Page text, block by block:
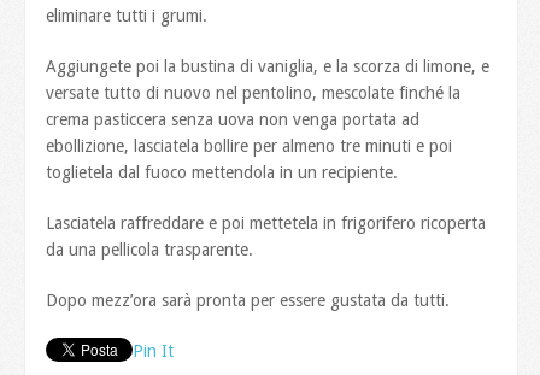
eliminare tutti i grumi.
Aggiungete poi la bustina di vaniglia, e la scorza di limone, e
versate tutto di nuovo nel pentolino, mescolate finché la
crema pasticcera senza uova non venga portata ad
ebollizione, lasciatela bollire per almeno tre minuti e poi
toglietela dal fuoco mettendola in un recipiente.
Lasciatela raffreddare e poi mettetela in frigorifero ricoperta
da una pellicola trasparente.
Dopo mezz’ora sarà pronta per essere gustata da tutti.
Pin It